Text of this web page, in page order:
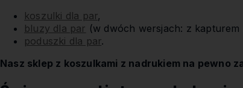
koszulki dla par,
bluzy dla par (w dwóch wersjach: z
poduszki dla par.
Nasz sklep z koszulkami z nadrukiem na pewno